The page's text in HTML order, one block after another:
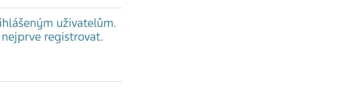
uživatelům.
registrovat.